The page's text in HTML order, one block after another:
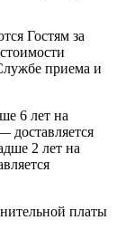
Гостям за
приема и
6 лет на
доставляется
2 лет на
платы